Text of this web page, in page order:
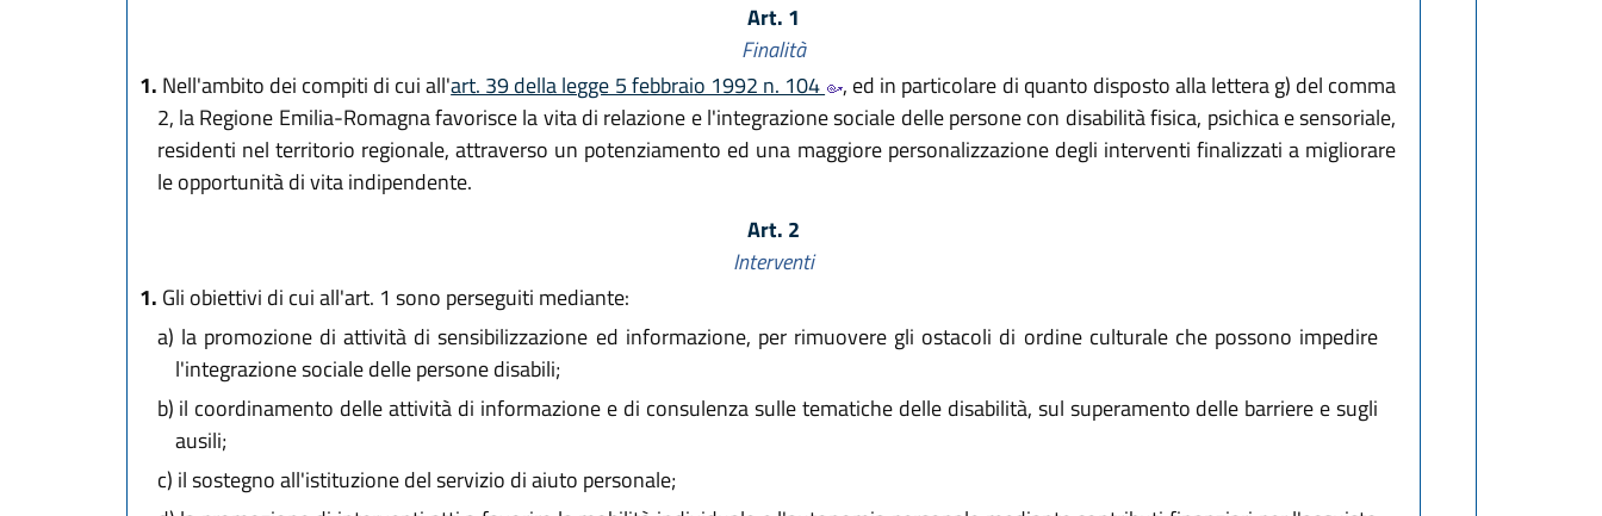
Art. 1
Finalità
1. Nell'ambito dei compiti di cui all'art. 39 della legge 5 febbraio 1992 n. 104
, ed in particolare di quanto disposto alla lettera g) del comma
2, la Regione Emilia-Romagna favorisce la vita di relazione e l'integrazione sociale delle persone con disabilità fisica, psichica e sensoriale,
residenti nel territorio regionale, attraverso un potenziamento ed una maggiore personalizzazione degli interventi finalizzati a migliorare
le opportunità di vita indipendente.
Art. 2
Interventi
1. Gli obiettivi di cui all'art. 1 sono perseguiti mediante:
a) la promozione di attività di sensibilizzazione ed informazione, per rimuovere gli ostacoli di ordine culturale che possono impedire
l'integrazione sociale delle persone disabili;
b) il coordinamento delle attività di informazione e di consulenza sulle tematiche delle disabilità, sul superamento delle barriere e sugli
ausili;
c) il sostegno all'istituzione del servizio di aiuto personale;